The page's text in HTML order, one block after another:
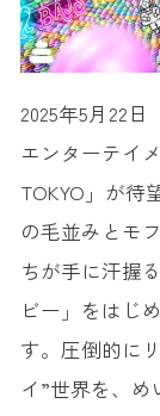
2025年5月22
エンターテイ
TOKYO」が
の毛並みとモ
ちが手に汗握
ビー」をはじ
す。圧倒的に
イ”世界を、め